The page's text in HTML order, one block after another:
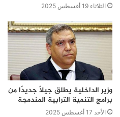
الثلاثاء 19 أغسطس 2025
وزير الداخلية يطلق جيلًا جديدًا من
برامج التنمية الترابية المندمجة
الأحد 17 أغسطس 2025